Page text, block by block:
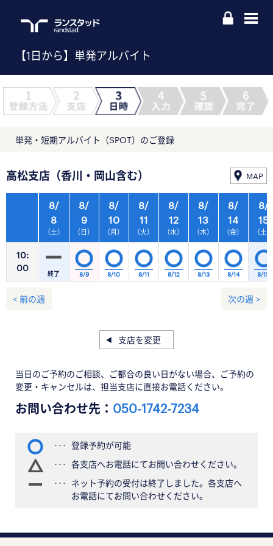
【1日から】単発アルバイト
単発・短期アルバイト（SPOT）のご登録
高松支店（香川・岡山含む） MAP
10:
00
8/
8
（土）
8/
9
（日）
8/
10
（月）
8/
11
（火）
8/
12
（水）
8/
13
（木）
8/
14
（金）
終了 8/9 8/10 8/11 8/12 8/13 8/14
8/
15
（土）
8/15
< 前の週 次の週 >
支店を変更
当日のご予約のご相談、ご都合の良い日がない場合、ご予約の
変更・キャンセルは、担当支店に直接お電話ください。
お問い合わせ先： 050-1742-7234
登録予約が可能
各支店へお電話にてお問い合わせください。
ネット予約の受付は終了しました。各支店へ
お電話にてお問い合わせください。